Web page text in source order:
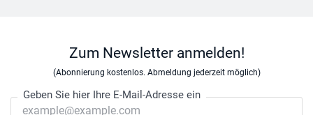
Zum Newsletter anmelden!
(Abonnierung kostenlos. Abmeldung jederzeit möglich)
Geben Sie hier Ihre E-Mail-Adresse ein